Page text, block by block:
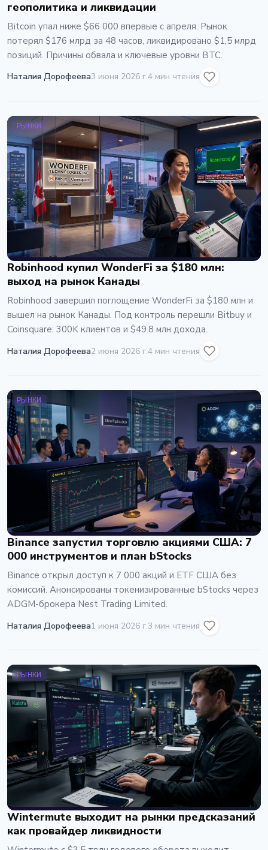
геополитика и ликвидации
Bitcoin упал ниже $66 000 впервые с апреля. Рынок
потерял $176 млрд за 48 часов, ликвидировано $1,5 млрд
позиций. Причины обвала и ключевые уровни BTC.
Наталия Дорофеева3 июня 2026 г.4 мин чтения
РЫНКИ
Robinhood купил WonderFi за $180 млн:
выход на рынок Канады
Robinhood завершил поглощение WonderFi за $180 млн и
вышел на рынок Канады. Под контроль перешли Bitbuy и
Coinsquare: 300K клиентов и $49.8 млн дохода.
Наталия Дорофеева2 июня 2026 г.4 мин чтения
РЫНКИ
Binance запустил торговлю акциями США: 7
000 инструментов и план bStocks
Binance открыл доступ к 7 000 акций и ETF США без
комиссий. Анонсированы токенизированные bStocks через
ADGM-брокера Nest Trading Limited.
Наталия Дорофеева1 июня 2026 г.3 мин чтения
РЫНКИ
Wintermute выходит на рынки предсказаний
как провайдер ликвидности